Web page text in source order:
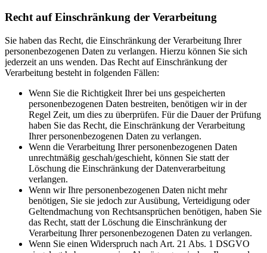
Recht auf Einschränkung der Verarbeitung
Sie haben das Recht, die Einschränkung der Verarbeitung Ihrer
personenbezogenen Daten zu verlangen. Hierzu können Sie sich
jederzeit an uns wenden. Das Recht auf Einschränkung der
Verarbeitung besteht in folgenden Fällen:
Wenn Sie die Richtigkeit Ihrer bei uns gespeicherten
personenbezogenen Daten bestreiten, benötigen wir in der
Regel Zeit, um dies zu überprüfen. Für die Dauer der Prüfung
haben Sie das Recht, die Einschränkung der Verarbeitung
Ihrer personenbezogenen Daten zu verlangen.
Wenn die Verarbeitung Ihrer personenbezogenen Daten
unrechtmäßig geschah/geschieht, können Sie statt der
Löschung die Einschränkung der Datenverarbeitung
verlangen.
Wenn wir Ihre personenbezogenen Daten nicht mehr
benötigen, Sie sie jedoch zur Ausübung, Verteidigung oder
Geltendmachung von Rechtsansprüchen benötigen, haben Sie
das Recht, statt der Löschung die Einschränkung der
Verarbeitung Ihrer personenbezogenen Daten zu verlangen.
Wenn Sie einen Widerspruch nach Art. 21 Abs. 1 DSGVO